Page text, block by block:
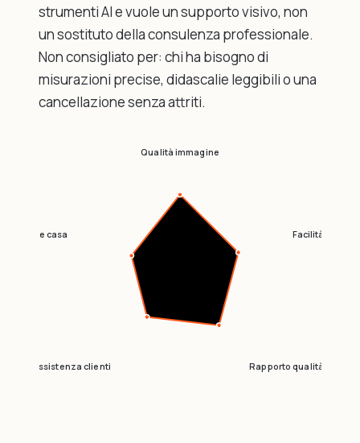
strumenti AI e vuole un supporto visivo, non
un sostituto della consulenza professionale.
Non consigliato per: chi ha bisogno di
misurazioni precise, didascalie leggibili o una
cancellazione senza attriti.
Qualità immagine
Facilità d'uso
Rapporto qualità-prezzo
Assistenza clienti
casa